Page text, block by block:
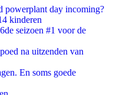
powerplant day incoming?
kinderen
seizoen #1 voor de
na uitzenden van
En soms goede